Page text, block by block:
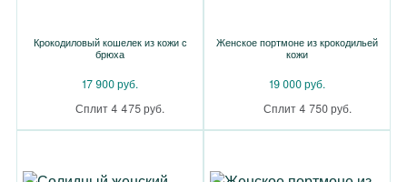
Крокодиловый кошелек из кожи с
брюха
17 900 руб.
Сплит 4 475 руб.
Женское портмоне из крокодильей
кожи
19 000 руб.
Сплит 4 750 руб.